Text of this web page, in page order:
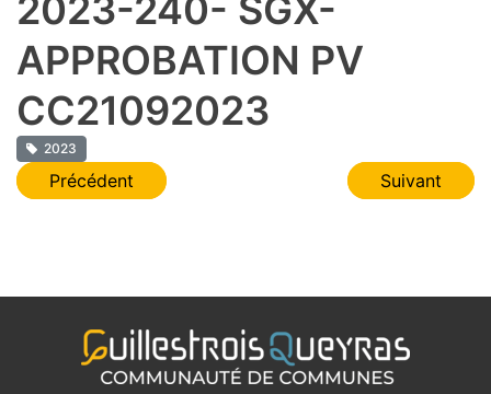
APPROBATION PV
CC21092023
2023
Navigation
Précédent Suivant